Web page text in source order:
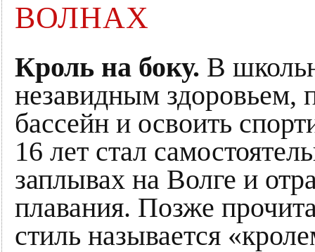
ВОЛНАХ
Кроль на боку. В
незавидным здоровьем,
бассейн и освоить
16 лет стал
заплывах на Волге и
плавания. Позже
стиль называется